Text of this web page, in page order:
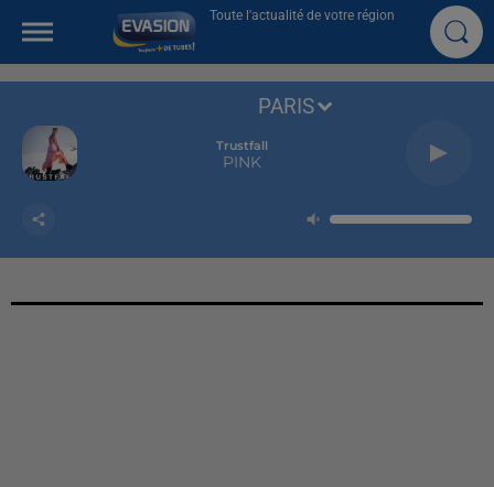
Toute l'actualité de votre région
Trustfall
PINK
PARIS